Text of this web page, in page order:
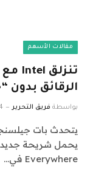
مقالات الأسهم
الرقائق
بواسطة فريق التحرير 4
يتحدث بات
Everywhere في…